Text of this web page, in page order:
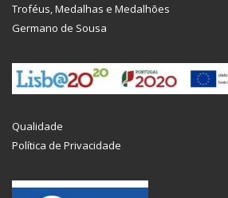
Troféus, Medalhas e Medalhões
Germano de Sousa
Qualidade
Política de Privacidade